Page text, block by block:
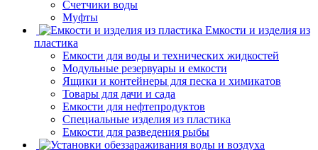
Счетчики воды
Муфты
Емкости и изделия из
пластика
Емкости для воды и технических жидкостей
Модульные резервуары и емкости
Ящики и контейнеры для песка и химикатов
Товары для дачи и сада
Емкости для нефтепродуктов
Специальные изделия из пластика
Емкости для разведения рыбы